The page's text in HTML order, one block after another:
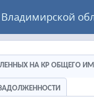
НА КР ОБЩЕГО